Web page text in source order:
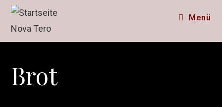
Menü
Brot